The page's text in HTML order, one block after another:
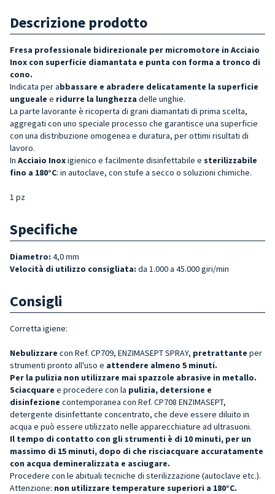
Descrizione prodotto
Fresa professionale bidirezionale per micromotore in Acciaio
Inox con superficie diamantata e punta con forma a tronco di
cono.
Indicata per abbassare e abradere delicatamente la superficie
ungueale e ridurre la lunghezza delle unghie.
La parte lavorante è ricoperta di grani diamantati di prima scelta,
aggregati con uno speciale processo che garantisce una superficie
con una distribuzione omogenea e duratura, per ottimi risultati di
lavoro.
In Acciaio Inoxigienico e facilmente disinfettabile e sterilizzabile
fino a 180°C: in autoclave, con stufe a secco o soluzioni chimiche.
1 pz
Specifiche
Diametro: 4,0 mm
Velocità di utilizzo consigliata: da 1.000 a 45.000 giri/min
Consigli
Corretta igiene:
Nebulizzare con Ref. CP709, ENZIMASEPT SPRAY, pretrattante per
strumenti pronto all'uso e attendere almeno 5 minuti.
Per la pulizia non utilizzare mai spazzole abrasive in metallo.
Sciacquare e procedere con la pulizia, detersione e
disinfezione contemporanea con Ref. CP708 ENZIMASEPT,
detergente disinfettante concentrato, che deve essere diluito in
acqua e può essere utilizzato nelle apparecchiature ad ultrasuoni.
Il tempo di contatto con gli strumenti è di 10 minuti, per un
massimo di 15 minuti, dopo di che risciacquare accuratamente
con acqua demineralizzata e asciugare.
Procedere con le abituali tecniche di sterilizzazione (autoclave etc.).
Attenzione: non utilizzare temperature superiori a 180°C.